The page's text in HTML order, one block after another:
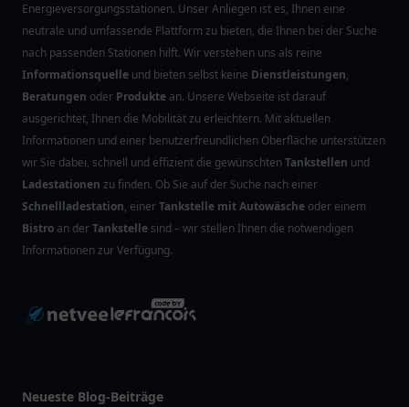
Energieversorgungsstationen. Unser Anliegen ist es, Ihnen eine
neutrale und umfassende Plattform zu bieten, die Ihnen bei der Suche
nach passenden Stationen hilft. Wir verstehen uns als reine
Informationsquelle und bieten selbst keine Dienstleistungen,
Beratungen oder Produkte an. Unsere Webseite ist darauf
ausgerichtet, Ihnen die Mobilität zu erleichtern. Mit aktuellen
Informationen und einer benutzerfreundlichen Oberfläche unterstützen
wir Sie dabei, schnell und effizient die gewünschtenTankstellen und
Ladestationen zu finden. Ob Sie auf der Suche nach einer
Schnellladestation, einerTankstelle mit Autowäsche oder einem
Bistro an derTankstelle sind – wir stellen Ihnen die notwendigen
Informationen zur Verfügung.
Neueste Blog-Beiträge